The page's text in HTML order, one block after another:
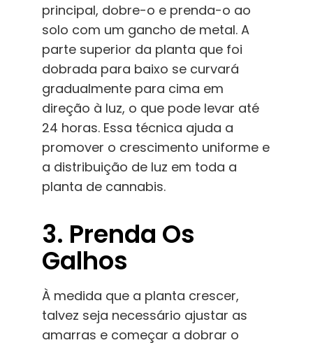
principal, dobre-o e prenda-o ao
solo com um gancho de metal. A
parte superior da planta que foi
dobrada para baixo se curvará
gradualmente para cima em
direção à luz, o que pode levar até
24 horas. Essa técnica ajuda a
promover o crescimento uniforme e
a distribuição de luz em toda a
planta de cannabis.
3. Prenda Os
Galhos
À medida que a planta crescer,
talvez seja necessário ajustar as
amarras e começar a dobrar o